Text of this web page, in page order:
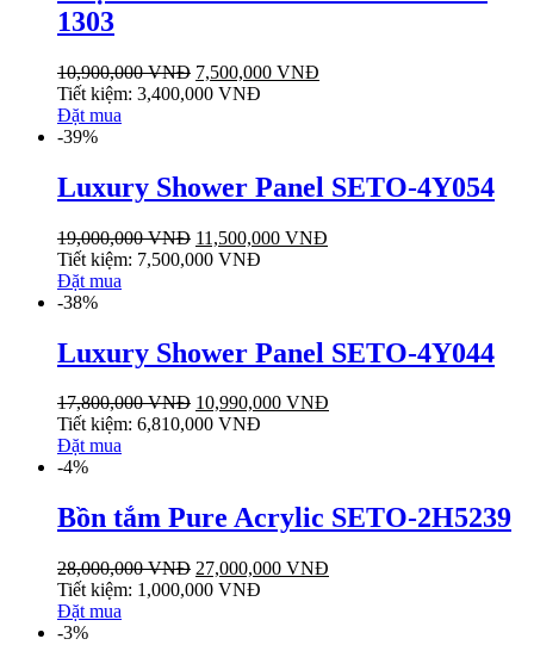
1303
10,900,000VNĐ 7,500,000 VNĐ
Tiết kiệm: 3,400,000 VNĐ
Đặt mua
-39%
Luxury Shower Panel SETO-4Y054
19,000,000VNĐ 11,500,000 VNĐ
Tiết kiệm: 7,500,000 VNĐ
Đặt mua
-38%
Luxury Shower Panel SETO-4Y044
17,800,000VNĐ 10,990,000 VNĐ
Tiết kiệm: 6,810,000 VNĐ
Đặt mua
-4%
Bồn tắm Pure Acrylic SETO-2H5239
28,000,000VNĐ 27,000,000 VNĐ
Tiết kiệm: 1,000,000 VNĐ
Đặt mua
-3%